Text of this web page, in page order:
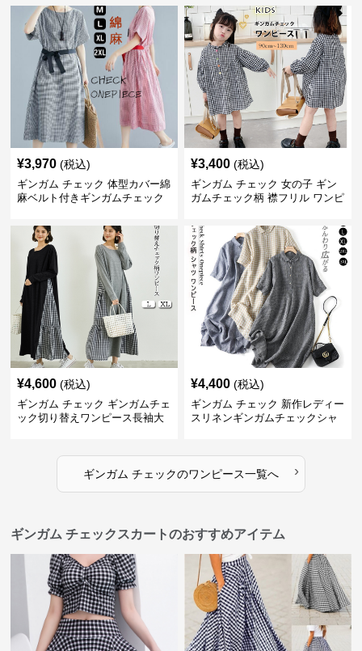
¥3,970 (税込)
ギンガム チェック 体型カバー綿
麻ベルト付きギンガムチェック
¥3,400 (税込)
ギンガム チェック 女の子 ギン
ガムチェック柄 襟フリル ワンピ
¥4,600 (税込)
ギンガム チェック ギンガムチェ
ック切り替えワンピース長袖大
¥4,400 (税込)
ギンガム チェック 新作レディー
スリネンギンガムチェックシャ
ギンガム チェックのワンピース一覧へ ›
ギンガム チェックスカートのおすすめアイテム